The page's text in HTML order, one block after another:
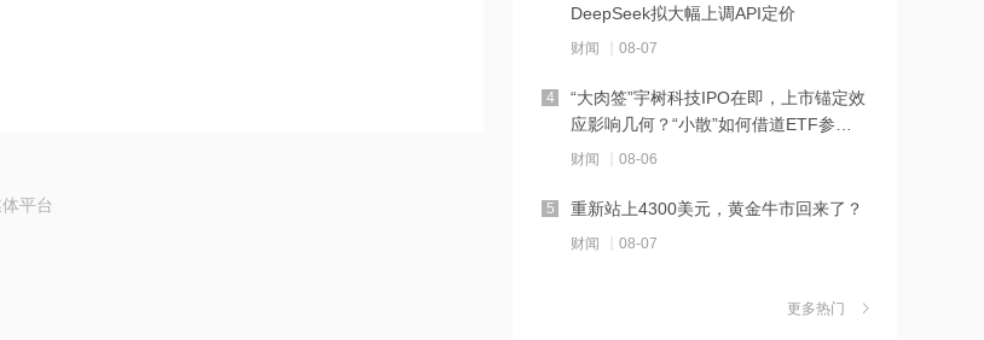
平台
10:32
河南1~7月房地产企业销售业绩TOP20
出炉
10:31
多家银行力推“打新”理财产品 低门槛轻
松参与新股投资
10:27
OpenAI、甲骨文背后的“卖水人”曝光！
DeepSeek拟大幅上调API定价
财闻 08-07
“大肉签”宇树科技IPO在即，上市锚定效
应影响几何？“小散”如何借道ETF参
与？
财闻 08-06
4
重新站上4300美元，黄金牛市回来了？
财闻 08-07
5
四成？公司回应：设备还在安装中，谈
更多热门